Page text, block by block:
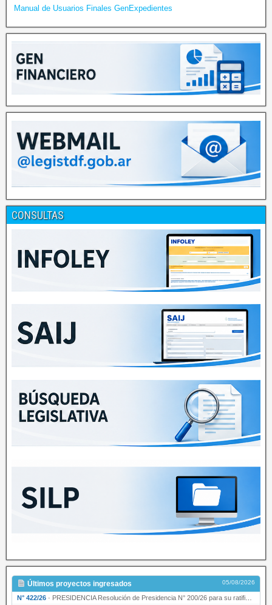
Manual de Usuarios Finales GenExpedientes
CONSULTAS
Últimos proyectos ingresados 05/08/2026
N° 422/26 · PRESIDENCIA Resolución de Presidencia N° 200/26 para su ratificación.